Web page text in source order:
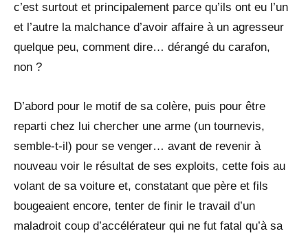
c’est surtout et principalement parce qu’ils ont eu l’un
et l’autre la malchance d’avoir affaire à un agresseur
quelque peu, comment dire… dérangé du carafon,
non ?
D’abord pour le motif de sa colère, puis pour être
reparti chez lui chercher une arme (un tournevis,
semble-t-il) pour se venger… avant de revenir à
nouveau voir le résultat de ses exploits, cette fois au
volant de sa voiture et, constatant que père et fils
bougeaient encore, tenter de finir le travail d’un
maladroit coup d’accélérateur qui ne fut fatal qu’à sa